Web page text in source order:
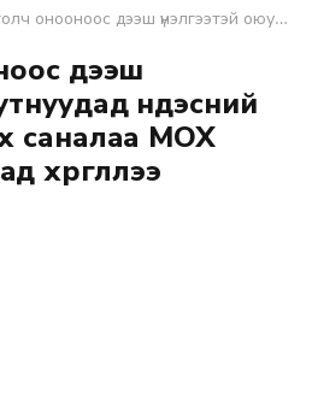
дээш үнэлгээтэй оюутнуудад үндэсний тэтгэлэг олгох саналаа мох ерөнхий сайдад хүргүүллээ
дээш
үндэсний
саналаа МОХ